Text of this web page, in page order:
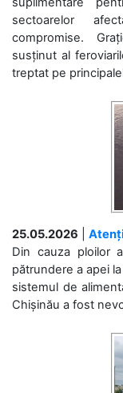
sectoarelor
compromise.
susținut al
treptat pe
25.05.2026
Din cauza ploilor
pătrundere a apei
sistemul de
Chișinău a fost